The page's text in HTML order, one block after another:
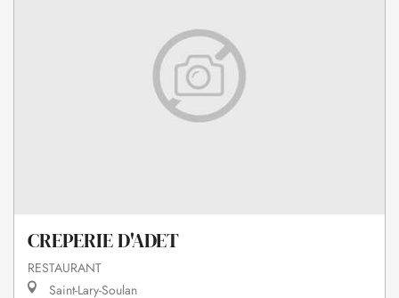
CREPERIE D'ADET
RESTAURANT
Saint-Lary-Soulan